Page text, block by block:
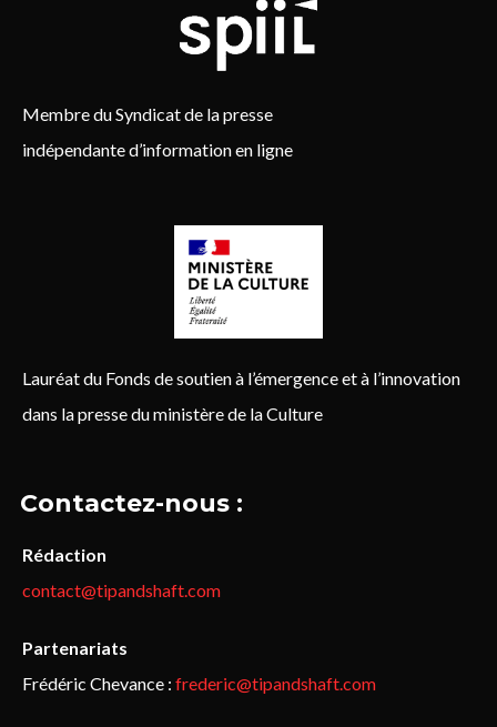
Membre du Syndicat de la presse
indépendante d’information en ligne
Lauréat du Fonds de soutien à l’émergence et à l’innovation
dans la presse du ministère de la Culture
Contactez-nous :
Rédaction
contact@tipandshaft.com
Partenariats
Frédéric Chevance : frederic@tipandshaft.com